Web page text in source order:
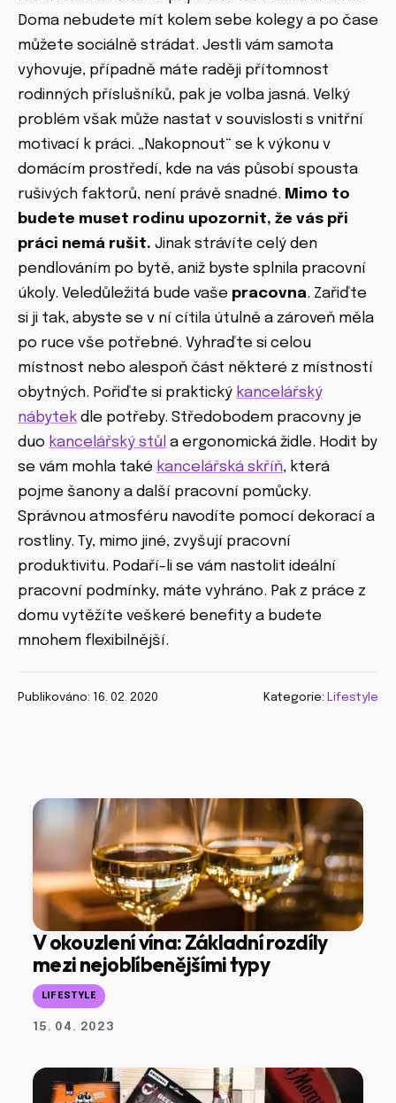
Doma nebudete mít kolem sebe kolegy a po čase
můžete sociálně strádat. Jestli vám samota
vyhovuje, případně máte raději přítomnost
rodinných příslušníků, pak je volba jasná. Velký
problém však může nastat v souvislosti s vnitřní
motivací k práci. „Nakopnout“ se k výkonu v
domácím prostředí, kde na vás působí spousta
rušivých faktorů, není právě snadné. Mimo to
budete muset rodinu upozornit, že vás při
práci nemá rušit. Jinak strávíte celý den
pendlováním po bytě, aniž byste splnila pracovní
úkoly. Veledůležitá bude vaše pracovna. Zařiďte
si ji tak, abyste se v ní cítila útulně a zároveň měla
po ruce vše potřebné. Vyhraďte si celou
místnost nebo alespoň část některé z místností
obytných. Pořiďte si praktický kancelářský
nábytek dle potřeby. Středobodem pracovny je
duo kancelářský stůl a ergonomická židle. Hodit by
se vám mohla také kancelářská skříň, která
pojme šanony a další pracovní pomůcky.
Správnou atmosféru navodíte pomocí dekorací a
rostliny. Ty, mimo jiné, zvyšují pracovní
produktivitu. Podaří-li se vám nastolit ideální
pracovní podmínky, máte vyhráno. Pak z práce z
domu vytěžíte veškeré benefity a budete
mnohem flexibilnější.
Publikováno: 16. 02. 2020 Kategorie: Lifestyle
V okouzlení vína: Základní rozdíly
mezi nejoblíbenějšími typy
LIFESTYLE
15. 04. 2023